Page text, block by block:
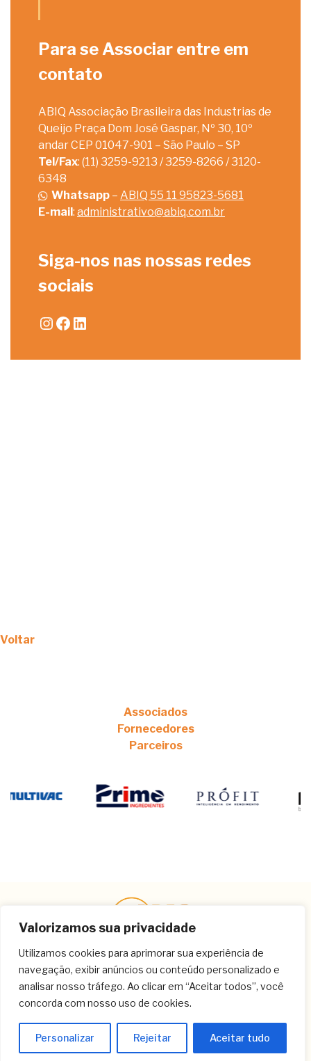
Valorizamos sua privacidade
Utilizamos cookies para aprimorar sua experiência de
navegação, exibir anúncios ou conteúdo personalizado e
analisar nosso tráfego. Ao clicar em “Aceitar todos”, você
concorda com nosso uso de cookies.
Personalizar Rejeitar Aceitar tudo
Para se Associar entre em
contato
ABIQ Associação Brasileira das Industrias de
Queijo Praça Dom José Gaspar, Nº 30, 10º
andar CEP 01047-901 – São Paulo – SP
Tel/Fax: (11) 3259-9213 / 3259-8266 / 3120-
6348
Whatsapp – ABIQ 55 11 95823-5681
E-mail: administrativo@abiq.com.br
Siga-nos nas nossas redes
sociais
Instagram
Facebook
LinkedIn
Voltar
Associados
Fornecedores
Parceiros
Contato
(11) 3259-8266